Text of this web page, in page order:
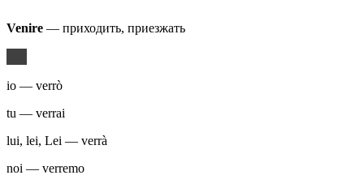
Venire — приходить, приезжать
io — verrò
tu — verrai
lui, lei, Lei — verrà
noi — verremo